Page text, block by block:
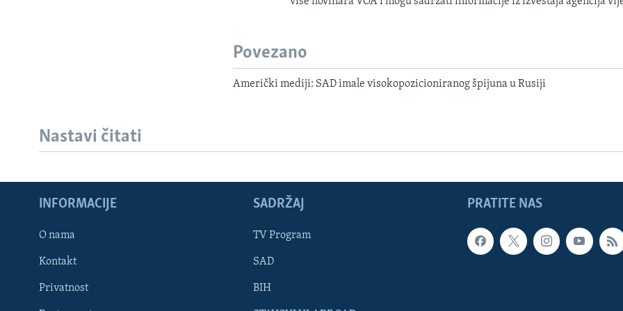
Learning English
Povezano
Američki mediji: SAD imale visokopozicioniranog špijuna u Rusiji
Nastavi čitati
PRATITE NAS
INFORMACIJE
O nama
Kontakt
Privatnost
SADRŽAJ
TV Program
SAD
BIH